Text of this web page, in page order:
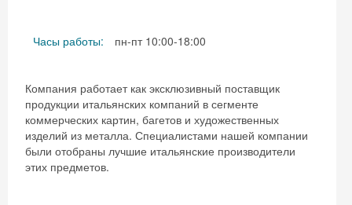
Часы работы: пн-пт 10:00-18:00
Компания работает как эксклюзивный поставщик
продукции итальянских компаний в сегменте
коммерческих картин, багетов и художественных
изделий из металла. Специалистами нашей компании
были отобраны лучшие итальянские производители
этих предметов.